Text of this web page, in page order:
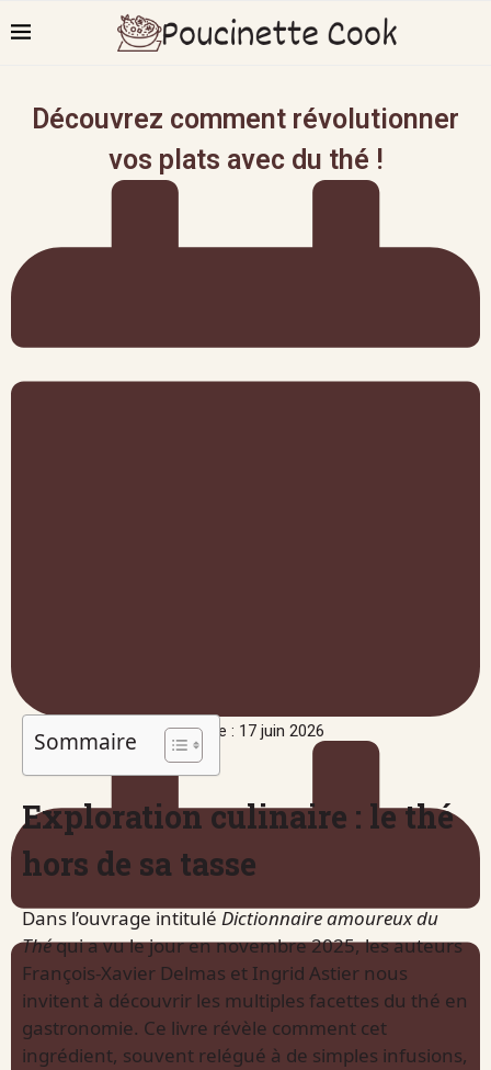
Découvrez comment révolutionner
vos plats avec du thé !
Publié le : 17 juin 2026
Sommaire
Exploration culinaire : le thé
hors de sa tasse
Dans l’ouvrage intitulé Dictionnaire amoureux du
Théqui a vu le jour en novembre 2025, les auteurs
François-Xavier Delmas et Ingrid Astier nous
invitent à découvrir les multiples facettes du thé en
gastronomie. Ce livre révèle comment cet
ingrédient, souvent relégué à de simples infusions,